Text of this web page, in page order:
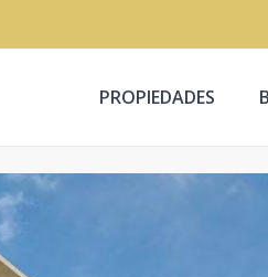
PROPIEDADES